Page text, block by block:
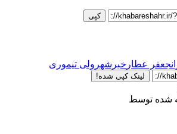
کپی
جعفر عطار خبرشهر ولی تیموری
لینک کپی شده!
شده توسط